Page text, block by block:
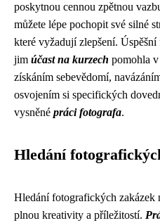
poskytnou cennou zpětnou
můžete lépe pochopit své silné
které vyžadují zlepšení.
jim účast na kurzech pomohla
získáním sebevědomí,
osvojením si specifických
vysněné práci fotografa.
Hledání
Hledání fotografických zakázek
plnou kreativity a příležitostí.